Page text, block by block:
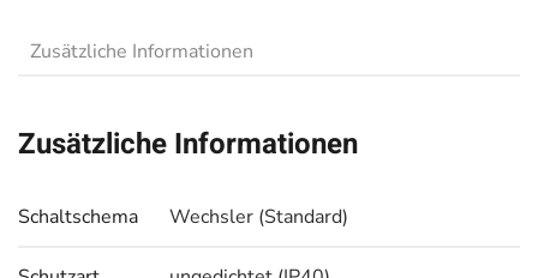
Zusätzliche Informationen
Zusätzliche Informationen
Schaltschema Wechsler (Standard)